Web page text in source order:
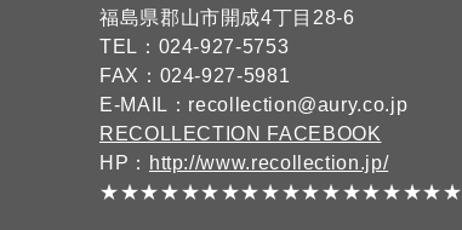
福島県郡山市開成4丁目28-6
TEL：024-927-5753
FAX：024-927-5981
E-MAIL：recollection@aury.co.jp
RECOLLECTION FACEBOOK
HP： http://www.recollection.jp/
★★★★★★★★★★★★★★★★★★